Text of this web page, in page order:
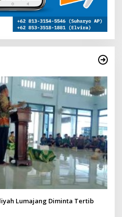
Lumajang Diminta Tertib